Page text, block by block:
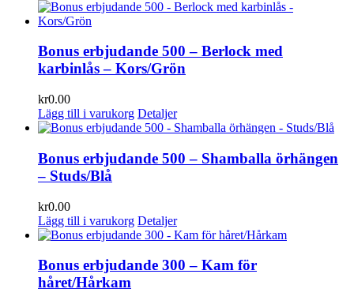
Bonus erbjudande 500 – Berlock med
karbinlås – Kors/Grön
kr0.00
Lägg till i varukorg Detaljer
Bonus erbjudande 500 – Shamballa örhängen
– Studs/Blå
kr0.00
Lägg till i varukorg Detaljer
Bonus erbjudande 300 – Kam för
håret/Hårkam